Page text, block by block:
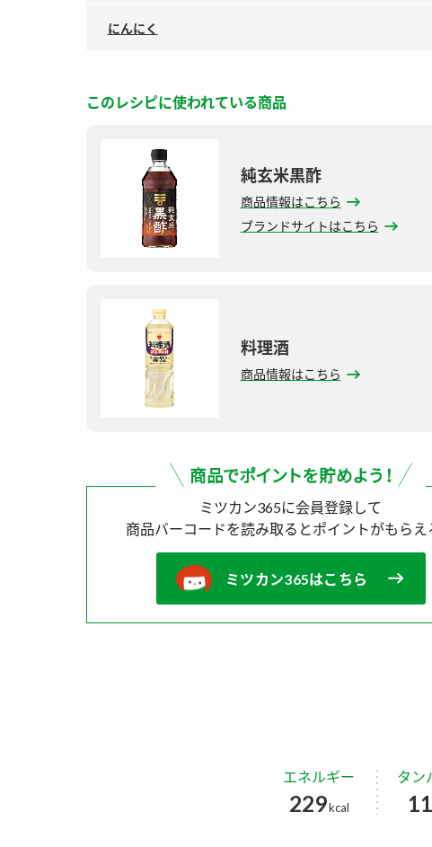
にんにく
このレシピに使われている商品
純玄米黒酢
商品情報はこちら
ブランドサイトはこちら
料理酒
商品情報はこちら
ミツカン365に会員登録して
商品バーコードを読み取ると ポイントがもらえ
ミツカン365はこちら
エネルギー
229kcal
タン